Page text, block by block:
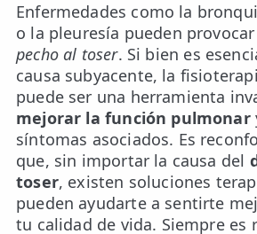
Enfermedades como la
o la pleuresía pueden provocar
pecho al toser. Si bien es
causa subyacente, la
puede ser una herramienta
mejorar la función pulmonar
síntomas asociados. Es
que, sin importar la causa del
toser, existen soluciones
pueden ayudarte a sentirte
tu calidad de vida. Siempre es